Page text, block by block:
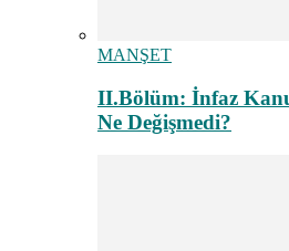
MANŞET
II.Bölüm: İnfaz
Ne Değişmedi?